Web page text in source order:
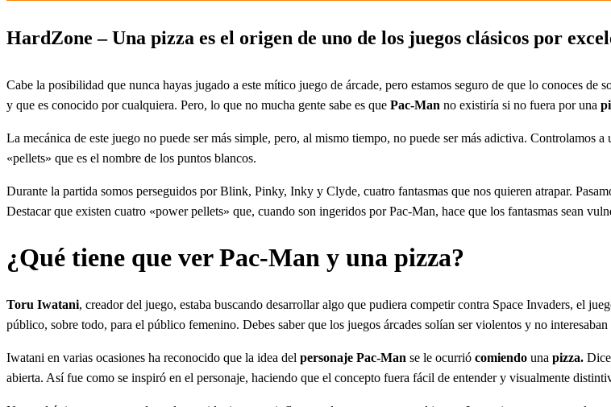
HardZone – Una pizza es el origen de uno de los juegos clásicos por
Cabe la posibilidad que nunca hayas jugado a este mítico juego de árcade, pero estamos seguro de que lo conoces
y que es conocido por cualquiera. Pero, lo que no mucha gente sabe es que Pac-Man no existiría si no fuera por una
La mecánica de este juego no puede ser más simple, pero, al mismo tiempo, no puede ser más adictiva. Controlamos
«pellets» que es el nombre de los puntos blancos.
Durante la partida somos perseguidos por Blink, Pinky, Inky y Clyde, cuatro fantasmas que nos quieren atrapar.
Destacar que existen cuatro «power pellets» que, cuando son ingeridos por Pac-Man, hace que los fantasmas sean
¿Qué tiene que ver Pac-Man y una pizza?
Toru Iwatani, creador del juego, estaba buscando desarrollar algo que pudiera competir contra Space Invaders, el
público, sobre todo, para el público femenino. Debes saber que los juegos árcades solían ser violentos y no
Iwatani en varias ocasiones ha reconocido que la idea del personaje Pac-Man se le ocurrió comiendo una pizza.
abierta. Así fue como se inspiró en el personaje, haciendo que el concepto fuera fácil de entender y visualmente